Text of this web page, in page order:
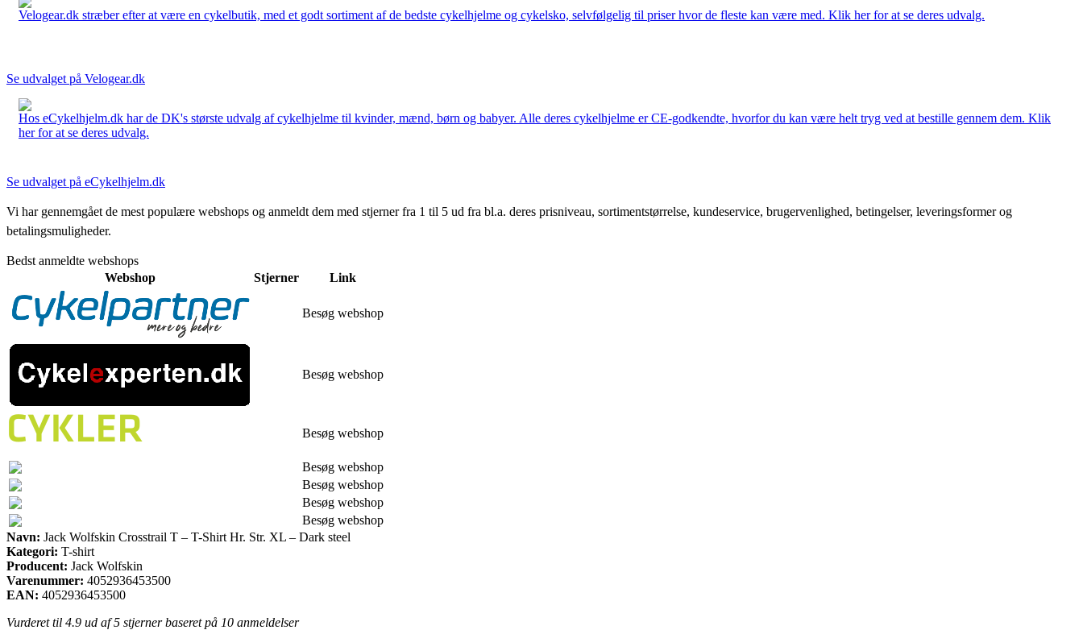
Velogear.dk stræber efter at være en cykelbutik, med et godt sortiment af de bedste cykelhjelme og cykelsko, selvfølgelig til priser hvor de fleste kan være med. Klik her for at se deres udvalg.
Se udvalget på Velogear.dk
Hos eCykelhjelm.dk har de DK's største udvalg af cykelhjelme til kvinder, mænd, børn og babyer. Alle deres cykelhjelme er CE-godkendte, hvorfor du kan være helt tryg ved at bestille gennem dem. Klik
her for at se deres udvalg.
Se udvalget på eCykelhjelm.dk
Vi har gennemgået de mest populære webshops og anmeldt dem med stjerner fra 1 til 5 ud fra bl.a. deres prisniveau, sortimentstørrelse, kundeservice, brugervenlighed, betingelser, leveringsformer og
betalingsmuligheder.
Bedst anmeldte webshops
Webshop
Stjerner Link
Besøg webshop
Besøg webshop
Besøg webshop
Besøg webshop
Besøg webshop
Besøg webshop
Besøg webshop
Navn: Jack Wolfskin Crosstrail T – T-Shirt Hr. Str. XL – Dark steel
Kategori: T-shirt
Producent: Jack Wolfskin
Varenummer: 4052936453500
EAN: 4052936453500
Vurderet til 4.9 ud af 5 stjerner baseret på 10 anmeldelser